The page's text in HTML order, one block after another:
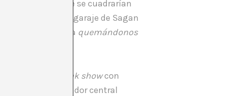
): los que se cuadrarían
probar que en el garaje de Sagan
no acabara quemándonos
surtido à la freak showcon
al mismo ordenador central